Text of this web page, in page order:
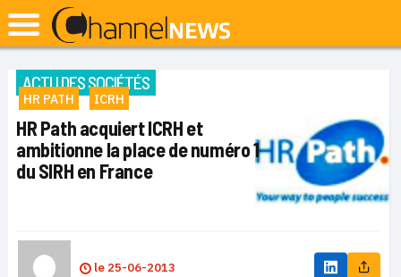
ACTU DES SOCIÉTÉS
HR PATH ICRH
HR Path acquiert ICRH et
ambitionne la place de numéro 1
du SIRH en France
le 25-06-2013